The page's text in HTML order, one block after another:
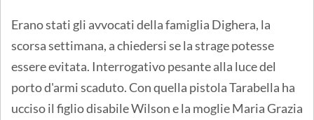
Erano stati gli avvocati della famiglia Dighera, la
scorsa settimana, a chiedersi se la strage potesse
essere evitata. Interrogativo pesante alla luce del
porto d'armi scaduto. Con quella pistola Tarabella ha
ucciso il figlio disabile Wilson e la moglie Maria Grazia